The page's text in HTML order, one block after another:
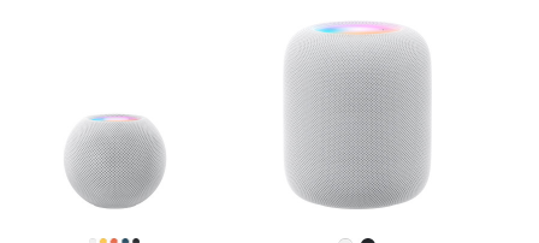
步
了
解
HomePod<